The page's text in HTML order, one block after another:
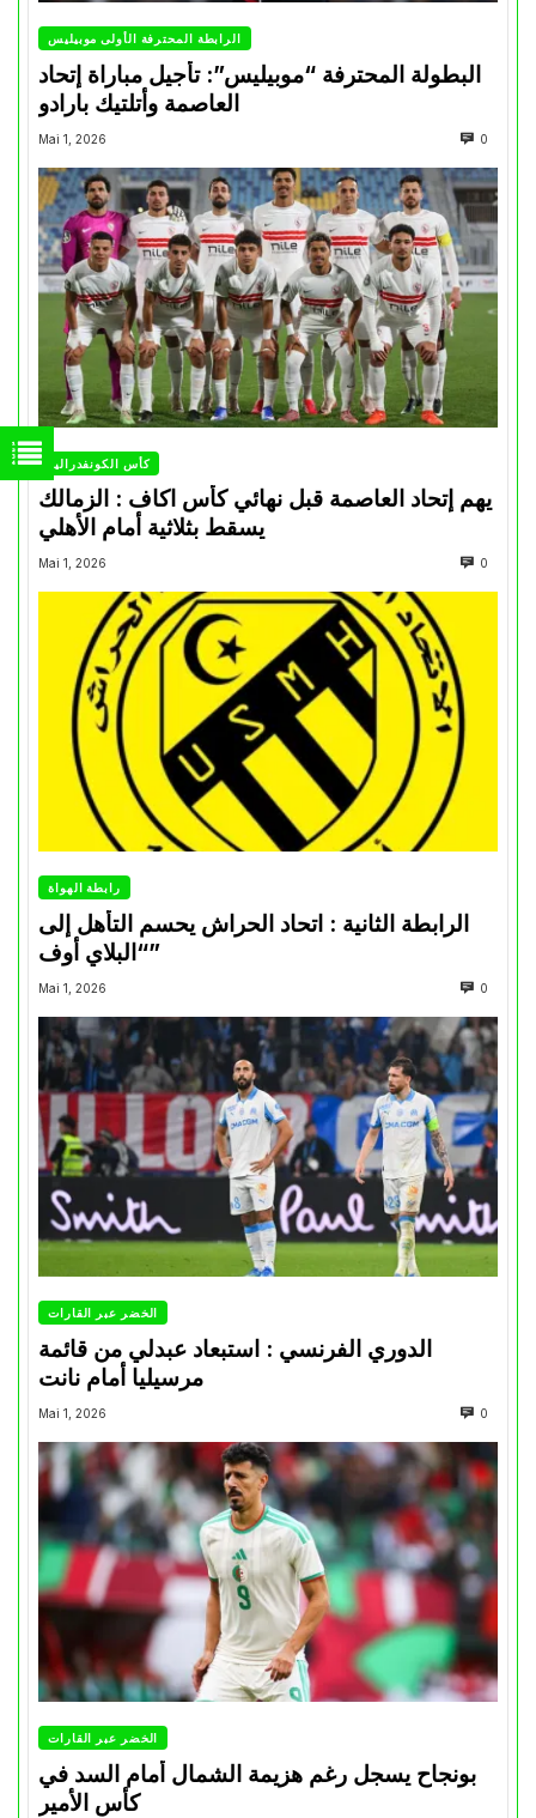
الرابطة المحترفة الأولى موبيليس
البطولة المحترفة “موبيليس”: تأجيل مباراة إتحاد
العاصمة وأتلتيك بارادو
Mai 1, 2026 0
كأس الكونفدرالية
يهم إتحاد العاصمة قبل نهائي كأس اكاف : الزمالك
Mai 1, 2026 0
رابطة الهواة
الرابطة الثانية : اتحاد الحراش يحسم التأهل إلى
“البلاي أوف”
Mai 1, 2026 0
الخضر عبر القارات
الدوري الفرنسي : استبعاد عبدلي من قائمة
مرسيليا أمام نانت
Mai 1, 2026 0
الخضر عبر القارات
بونجاح يسجل رغم هزيمة الشمال أمام السد في
كأس الأمير